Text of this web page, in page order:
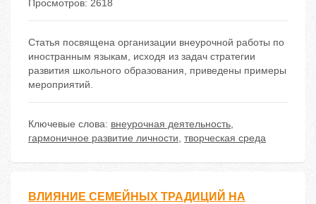
Просмотров: 2618
Статья посвящена организации внеурочной работы по
иностранным языкам, исходя из задач стратегии
развития школьного образования, приведены примеры
мероприятий.
Ключевые слова: внеурочная деятельность,
гармоничное развитие личности, творческая среда
ВЛИЯНИЕ СЕМЕЙНЫХ ТРАДИЦИЙ НА